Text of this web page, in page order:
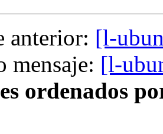
anterior: [l-
mensaje: [l-
ordenados